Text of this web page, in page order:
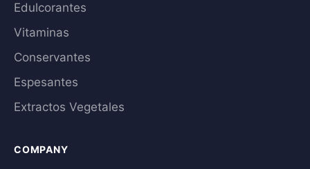
Edulcorantes
Vitaminas
Conservantes
Espesantes
Extractos Vegetales
COMPANY